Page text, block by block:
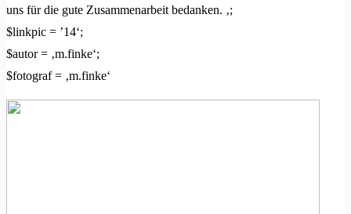
uns für die gute Zusammenarbeit bedanken. ‚;
$linkpic = ’14‘;
$autor = ‚m.finke‘;
$fotograf = ‚m.finke‘